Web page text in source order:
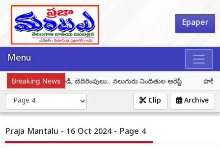
Epaper
Menu
Breaking News
మహిళపై లైంగిక దాడి, బెదిరింపులు.. నలుగురు నిందితుల అరెస్ట్ హర్ ఘర్
Archive
Clip
Praja Mantalu - 16 Oct 2024 - Page 4